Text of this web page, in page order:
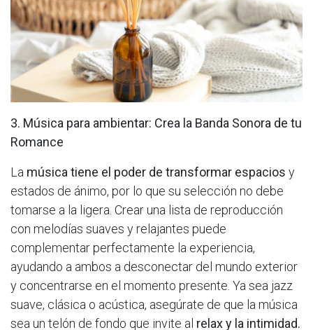
3. Música para ambientar: Crea la Banda Sonora de tu
Romance
La música tiene el poder de transformar espacios y
estados de ánimo, por lo que su selección no debe
tomarse a la ligera. Crear una lista de reproducción
con melodías suaves y relajantes puede
complementar perfectamente la experiencia,
ayudando a ambos a desconectar del mundo exterior
y concentrarse en el momento presente. Ya sea jazz
suave, clásica o acústica, asegúrate de que la música
sea un telón de fondo que invite al relax y la intimidad.